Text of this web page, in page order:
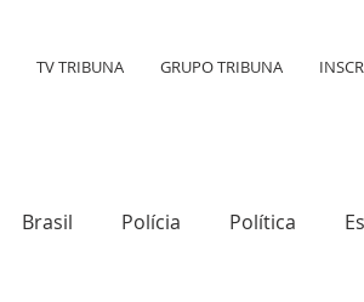
TV TRIBUNA GRUPO TRIBUNA
Brasil Polícia Política